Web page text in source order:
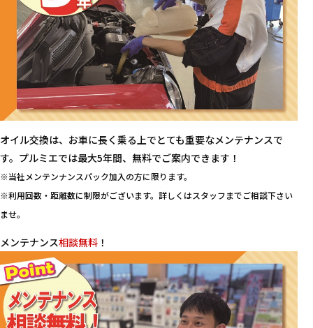
オイル交換は、お車に長く乗る上でとても重要なメンテナンスで
す。プルミエでは最大5年間、無料でご案内できます！
※当社メンテンナンスパック加入の方に限ります。
※利用回数・距離数に制限がございます。詳しくはスタッフまでご相談下さい
ませ。
メンテナンス相談無料 ！